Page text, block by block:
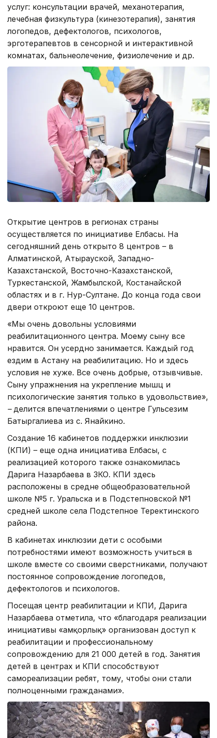
услуг: консультации врачей, механотерапия,
лечебная физкультура (кинезотерапия), занятия
логопедов, дефектологов, психологов,
эрготерапевтов в сенсорной и интерактивной
комнатах, бальнеолечение, физиолечение и др.
Открытие центров в регионах страны
осуществляется по инициативе Елбасы. На
сегодняшний день открыто 8 центров – в
Алматинской, Атырауской, Западно-
Казахстанской, Восточно-Казахстанской,
Туркестанской, Жамбылской, Костанайской
областях и в г. Нур-Султане. До конца года свои
двери откроют еще 10 центров.
«Мы очень довольны условиями
реабилитационного центра. Моему сыну все
нравится. Он усердно занимается. Каждый год
ездим в Астану на реабилитацию. Но и здесь
условия не хуже. Все очень добрые, отзывчивые.
Сыну упражнения на укрепление мышц и
психологические занятия только в удовольствие»,
– делится впечатлениями о центре Гульсезим
Батыргалиева из с. Янайкино.
Создание 16 кабинетов поддержки инклюзии
(КПИ) – еще одна инициатива Елбасы, с
реализацией которого также ознакомилась
Дарига Назарбаева в ЗКО. КПИ здесь
расположены в средне общеобразовательной
школе №5 г. Уральска и в Подстепновской №1
средней школе села Подстепное Теректинского
района.
В кабинетах инклюзии дети с особыми
потребностями имеют возможность учиться в
школе вместе со своими сверстниками, получают
постоянное сопровождение логопедов,
дефектологов и психологов.
Посещая центр реабилитации и КПИ, Дарига
Назарбаева отметила, что «благодаря реализации
инициативы «Қамқорлық» организован доступ к
реабилитации и профессиональному
сопровождению для 21 000 детей в год. Занятия
детей в центрах и КПИ способствуют
самореализации ребят, тому, чтобы они стали
полноценными гражданами».